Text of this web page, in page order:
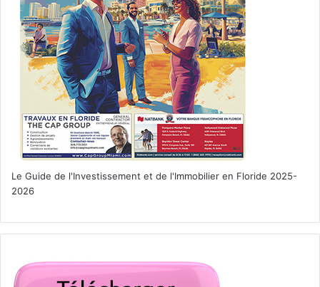
Le Guide de l'Investissement et de l'Immobilier en Floride 2025-
2026